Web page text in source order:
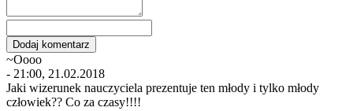
~Oooo
- 21:00, 21.02.2018
Jaki wizerunek nauczyciela prezentuje ten młody i tylko młody
człowiek?? Co za czasy!!!!